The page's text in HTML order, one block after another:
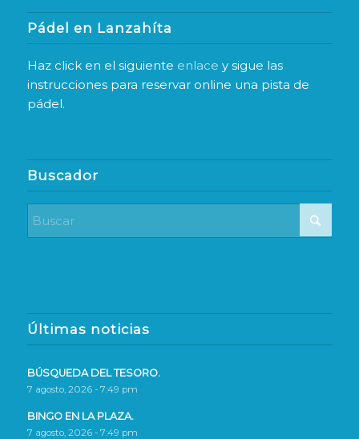
Pádel en Lanzahíta
Haz click en el siguiente enlace y sigue las
instrucciones para reservar online una pista de
pádel.
Buscador
Últimas noticias
BÚSQUEDA DEL TESORO.
7 agosto, 2026 - 7:49 pm
BINGO EN LA PLAZA.
7 agosto, 2026 - 7:49 pm